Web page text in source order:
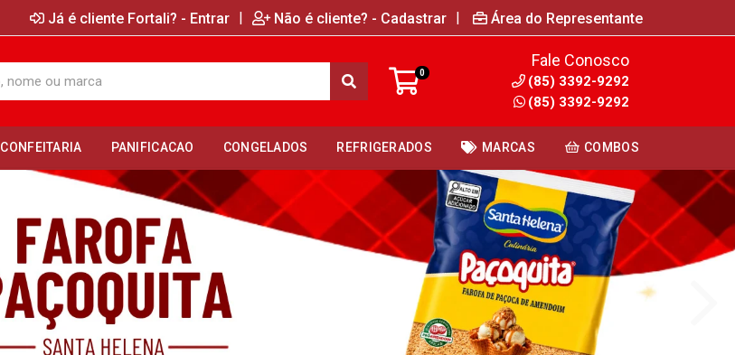
Já é cliente Fortali? - Entrar | Não é cliente? - Cadastrar | Área do Representante
0
Fale Conosco
(85) 3392-9292
(85) 3392-9292
CONFEITARIA PANIFICACAO CONGELADOS REFRIGERADOS MARCAS COMBOS